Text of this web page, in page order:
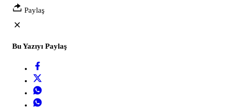
Paylaş
Bu Yazıyı Paylaş